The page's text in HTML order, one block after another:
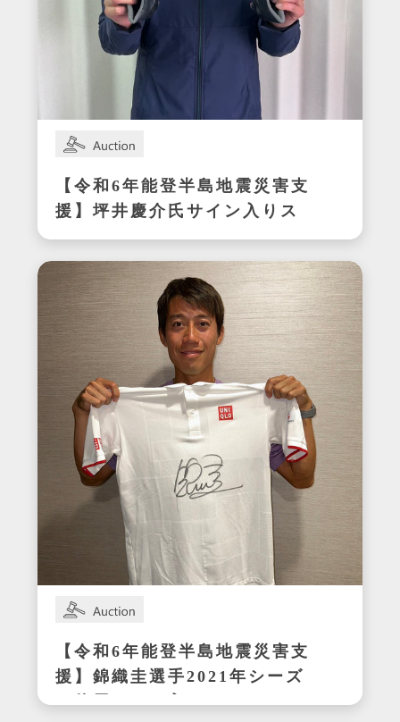
【令和6年能登半島地震災害支
援】坪井慶介氏サイン入りス
パイク
【令和6年能登半島地震災害支
援】錦織圭選手2021年シーズ
ン使用サイン入りウェア